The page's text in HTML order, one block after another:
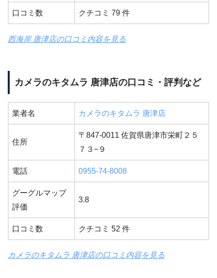
口コミ数 クチコミ 79 件
西海岸 唐津店の口コミ内容を見る
カメラのキタムラ 唐津店の口コミ・評判など
業者名 カメラのキタムラ 唐津店
住所
〒847-0011 佐賀県唐津市栄町２５
７３−９
電話 0955-74-8008
グーグルマップ
評価
3.8
口コミ数 クチコミ 52 件
カメラのキタムラ 唐津店の口コミ内容を見る